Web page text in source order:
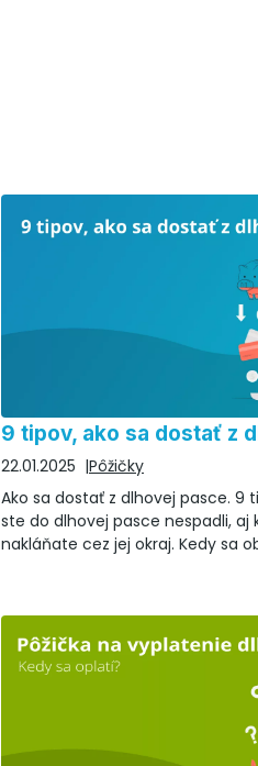
9 tipov, ako sa dostať z
22.01.2025
Pôžičky
Ako sa dostať z dlhovej pasce. 9
ste do dlhovej pasce nespadli, aj
nakláňate cez jej okraj. Kedy sa